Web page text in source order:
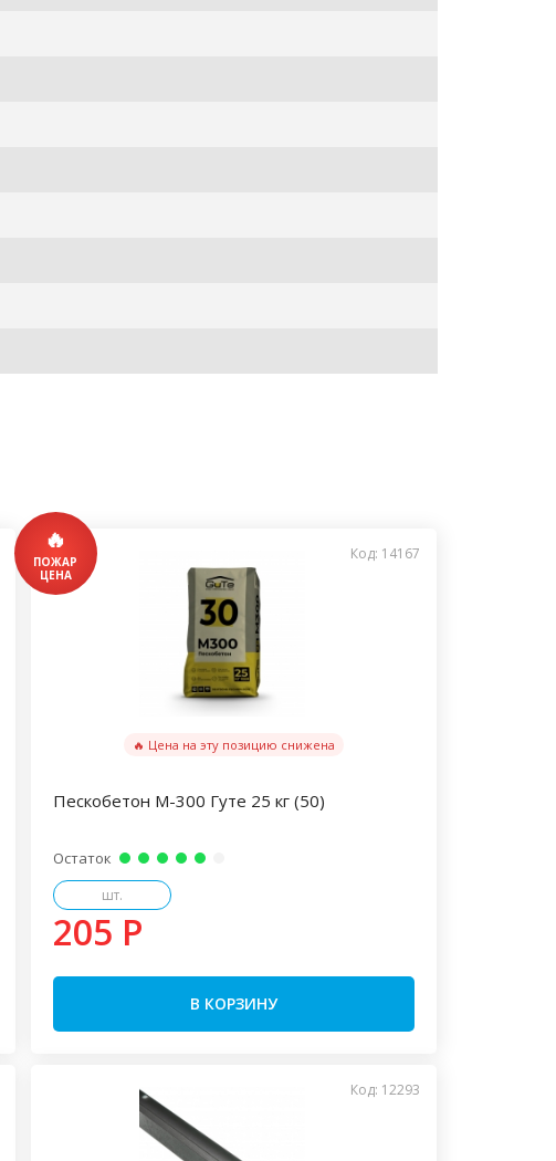
Код: 14167
🔥 Цена на эту позицию снижена
Пескобетон М-300 Гуте 25 кг (50)
Остаток
шт.
205 P
В КОРЗИНУ
Код: 12293